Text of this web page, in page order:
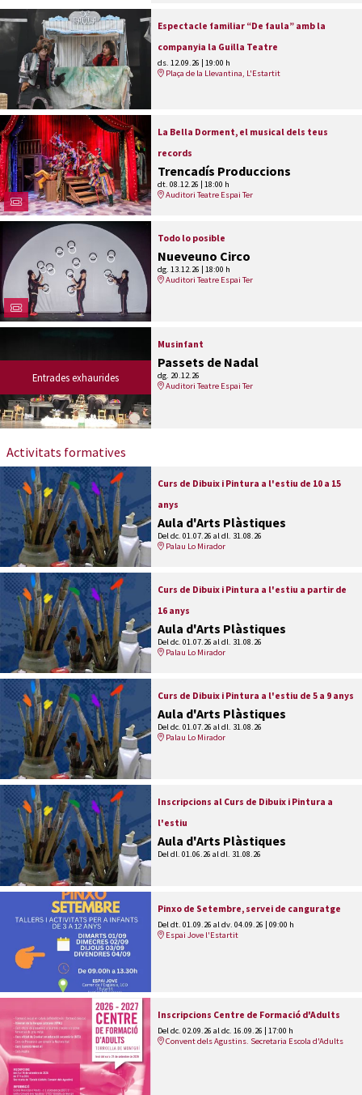
Espectacle familiar “De faula” amb la
companyia la Guilla Teatre
ds. 12.09.26 | 19:00 h
Plaça de la Llevantina, L'Estartit
La Bella Dorment, el musical dels teus
records
Trencadís Produccions
dt. 08.12.26 | 18:00 h
Auditori Teatre Espai Ter
Todo lo posible
Nueveuno Circo
dg. 13.12.26
18:00 h
Auditori Teatre Espai Ter
Entrades exhaurides
Musinfant
Passets de Nadal
dg. 20.12.26
Auditori Teatre Espai Ter
Activitats formatives
Curs de Dibuix i Pintura a l'estiu de 10 a 15
anys
Aula d'Arts Plàstiques
Del dc. 01.07.26 al dl. 31.08.26
Palau Lo Mirador
Curs de Dibuix i Pintura a l'estiu a partir de
16 anys
Aula d'Arts Plàstiques
Del dc. 01.07.26 al dl. 31.08.26
Palau Lo Mirador
Curs de Dibuix i Pintura a l'estiu de 5 a 9 anys
Aula d'Arts Plàstiques
Del dc. 01.07.26 al dl. 31.08.26
Palau Lo Mirador
Inscripcions al Curs de Dibuix i Pintura a
l'estiu
Aula d'Arts Plàstiques
Del dl. 01.06.26 al dl. 31.08.26
Pinxo de Setembre, servei de canguratge
Del dt. 01.09.26 al dv. 04.09.26 | 09:00 h
Espai Jove l'Estartit
Inscripcions Centre de Formació d'Adults
Del dc. 02.09.26 al dc. 16.09.26 | 17:00 h
Convent dels Agustins. Secretaria Escola d'Adults